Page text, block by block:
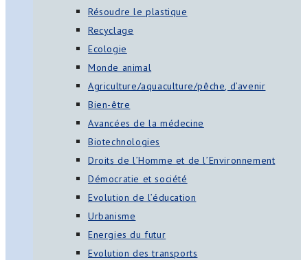
Résoudre le plastique
Recyclage
Ecologie
Monde animal
Agriculture/aquaculture/pêche, d’avenir
Bien-être
Avancées de la médecine
Biotechnologies
Droits de l’Homme et de l’Environnement
Démocratie et société
Evolution de l’éducation
Urbanisme
Energies du futur
Evolution des transports